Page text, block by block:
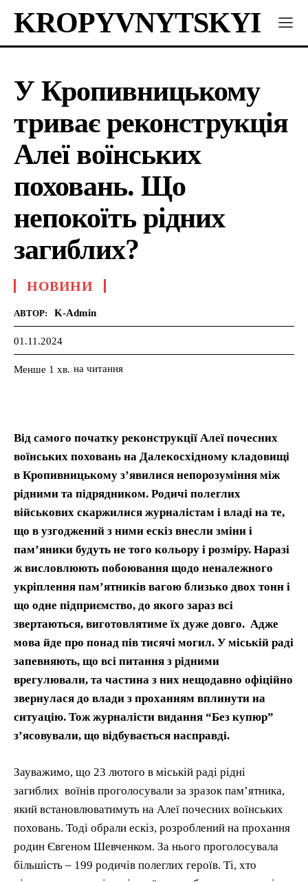
KROPYVNYTSKYI
У Кропивницькому
триває реконструкція
Алеї воїнських
поховань. Що
непокоїть рідних
загиблих?
НОВИНИ
АВТОР: K-Admin
01.11.2024
Менше 1 хв. на читання
Від самого початку реконструкції Алеї почесних
воїнських поховань на Далекосхідному кладовищі
в Кропивницькому з’явилися непорозуміння між
рідними та підрядником. Родичі полеглих
військових скаржилися журналістам і владі на те,
що в узгоджений з ними ескіз внесли зміни і
пам’яники будуть не того кольору і розміру. Наразі
ж висловлюють побоювання щодо неналежного
укріплення пам’ятників вагою близько двох тонн і
що одне підприємство, до якого зараз всі
звертаються, виготовлятиме їх дуже довго. Адже
мова йде про понад пів тисячі могил. У міській раді
запевняють, що всі питання з рідними
врегулювали, та частина з них нещодавно офіційно
звернулася до влади з проханням вплинути на
ситуацію. Тож журналісти видання “Без купюр”
з’ясовували, що відбувається насправді.
Зауважимо, що 23 лютого в міській раді рідні
загиблих воїнів проголосували за зразок пам’ятника,
який встановлюватимуть на Алеї почесних воїнських
поховань. Тоді обрали ескіз, розроблений на прохання
родин Євгеном Шевченком. За нього проголосувала
більшість – 199 родичів полеглих героїв. Ті, хто